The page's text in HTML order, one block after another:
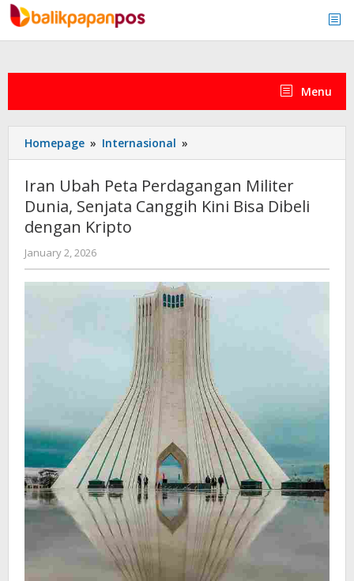
Skip
to
content
Menu
Homepage » Internasional »
Ubah
Perdagangan
Militer
Kini
Bisa
Dibeli
dengan
Kripto
Iran Ubah Peta Perdagangan Militer
Dunia, Senjata Canggih Kini Bisa Dibeli
dengan Kripto
January 2, 2026by
admin